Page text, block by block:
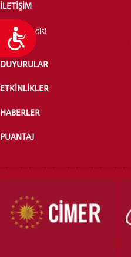
Ulaşılabilirlik
İLETİŞİM
İLETİŞİM BİLGİSİ
DUYURULAR
ETKİNLİKLER
HABERLER
PUANTAJ